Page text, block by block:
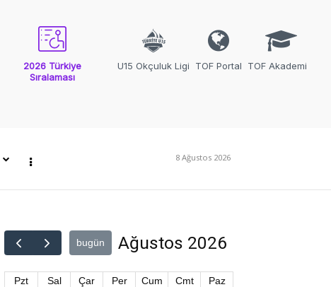
2026 Türkiye
Sıralaması
U15 Okçuluk Ligi TOF Portal TOF Akademi
8 Ağustos 2026
bugün Ağustos 2026
Pzt Sal Çar Per Cum Cmt
Paz